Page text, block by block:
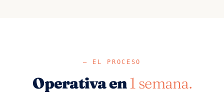
— EL PROCESO
Operativa en1 semana.